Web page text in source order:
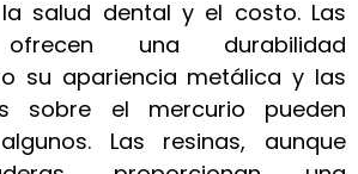
salud dental y el costo. Las
ofrecen una durabilidad
su apariencia metálica y las
sobre el mercurio pueden
Las resinas, aunque